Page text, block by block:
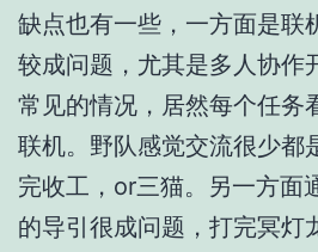
缺点也有一些，一方面是联
较成问题，尤其是多人协作
常见的情况，居然每个任务
联机。野队感觉交流很少都
完收工，or三猫。另一方面
的导引很成问题，打完冥灯